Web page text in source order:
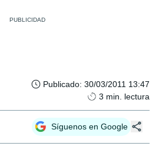
Publicado: 30/03/2011 13:47
3 min. lectura
Síguenos en Google